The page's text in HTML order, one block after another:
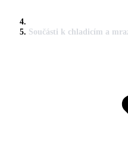
Součásti k chladicím a